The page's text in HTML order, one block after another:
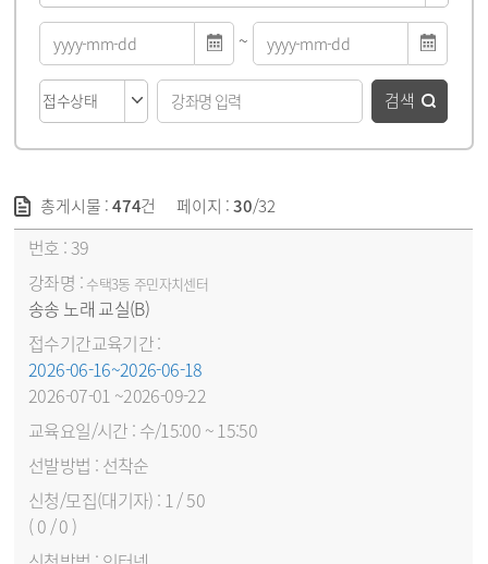
~
검색
총게시물 :474건 페이지 :30/32
39
수택3동 주민자치센터
송송 노래 교실(B)
2026-06-16~2026-06-18
2026-07-01 ~2026-09-22
수/15:00 ~ 15:50
선착순
1 / 50
( 0 / 0 )